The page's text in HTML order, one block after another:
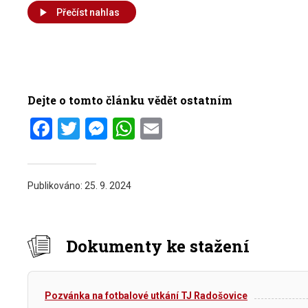
Přečíst nahlas
Dejte o tomto článku vědět ostatním
Facebook
Twitter
Messenger
WhatsApp
Publikováno: 25. 9. 2024
Dokumenty ke stažení
Pozvánka na fotbalové utkání TJ Radošovice